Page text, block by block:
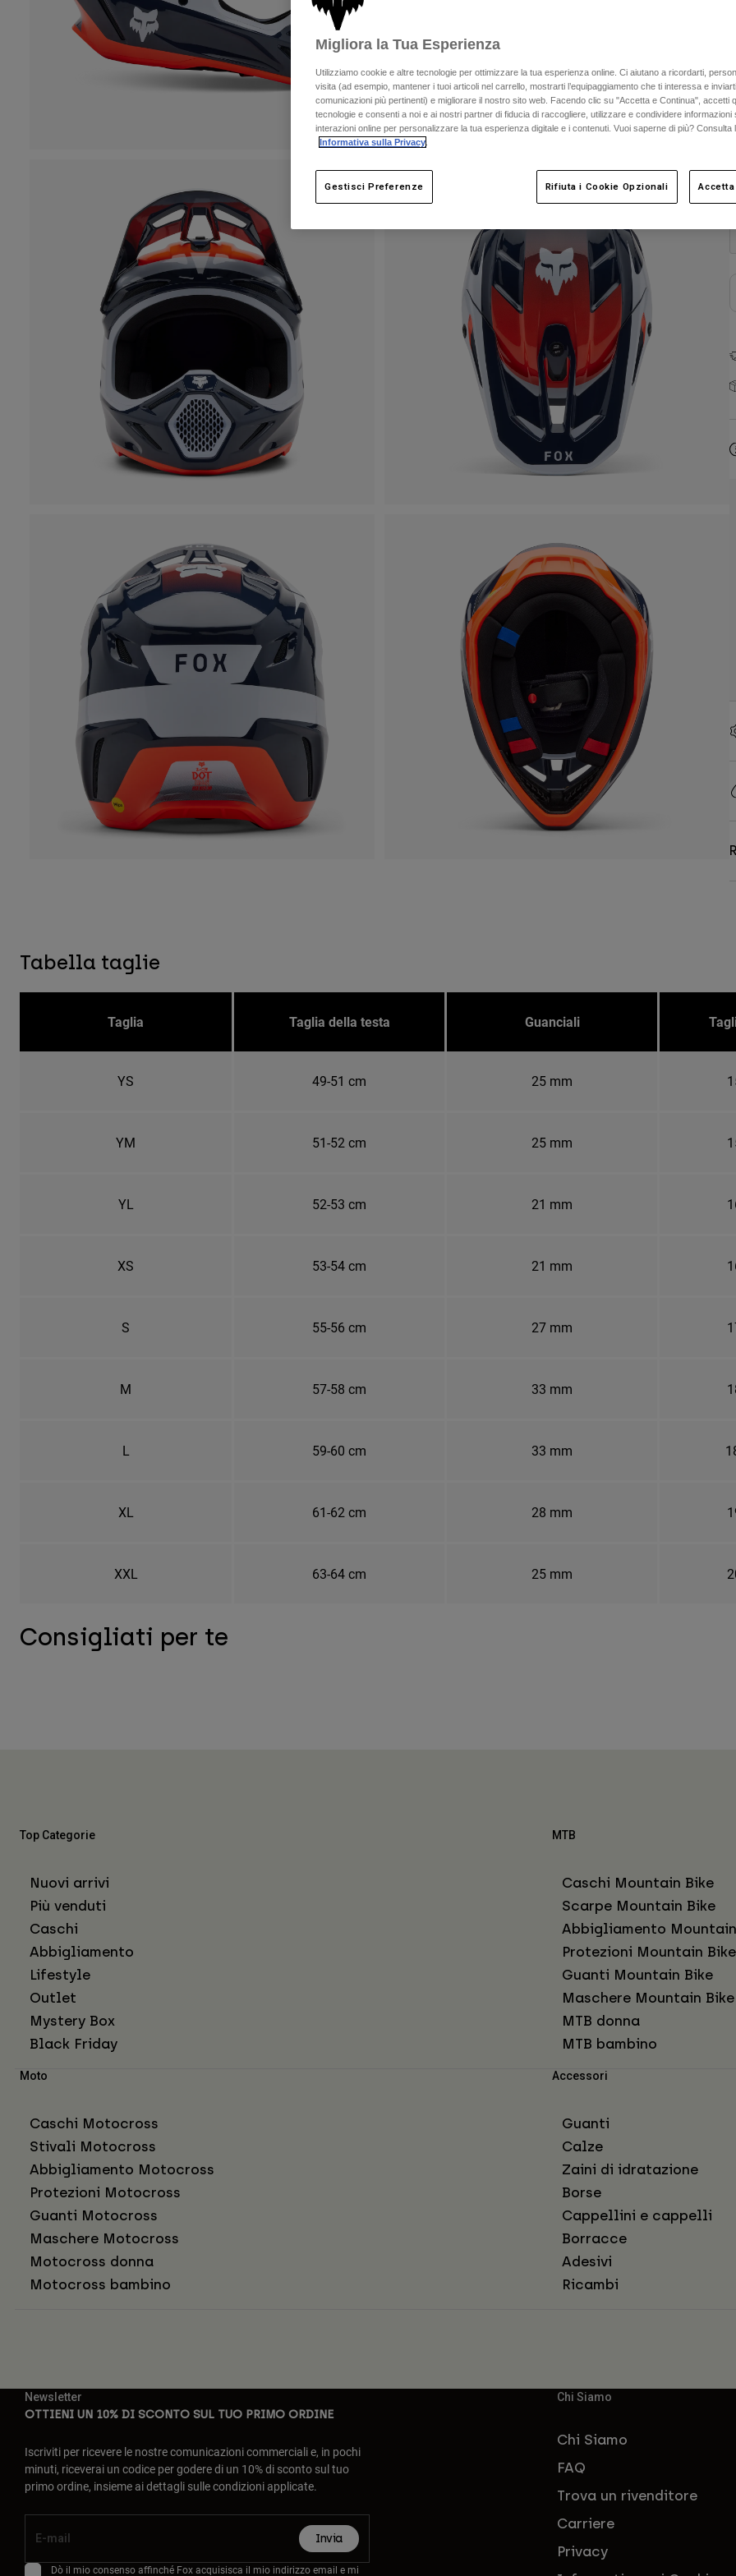
Tabella taglie
Taglia Taglia della testa Guanciali
YS 49-51 cm 25 mm
YM 51-52 cm 25 mm
YL 52-53 cm 21 mm
XS 53-54 cm 21 mm
S 55-56 cm 27 mm
M 57-58 cm 33 mm
L 59-60 cm 33 mm
XL 61-62 cm 28 mm
XXL 63-64 cm 25 mm
Consigliati per te
Top Categorie
Nuovi arrivi
Più venduti
Caschi
Abbigliamento
Lifestyle
Outlet
Mystery Box
Black Friday
MTB
Caschi Mountain Bike
Scarpe Mountain Bike
Abbigliamento
Protezioni Mountain Bike
Guanti Mountain Bike
Maschere Mountain Bike
MTB donna
MTB bambino
Moto
Caschi Motocross
Stivali Motocross
Abbigliamento Motocross
Protezioni Motocross
Guanti Motocross
Maschere Motocross
Motocross donna
Motocross bambino
Accessori
Guanti
Calze
Zaini di idratazione
Borse
Cappellini e cappelli
Borracce
Adesivi
Ricambi
Newsletter
OTTIENI UN 10% DI SCONTO SUL TUO PRIMO ORDINE
Iscriviti per ricevere le nostre comunicazioni commerciali e, in pochi
minuti, riceverai un codice per godere di un 10% di sconto sul tuo
primo ordine, insieme ai dettagli sulle condizioni applicate.
Invia
Dò il mio consenso affinché Fox acquisisca il mio indirizzo email e mi
Chi Siamo
Chi Siamo
FAQ
Trova un rivenditore
Carriere
Privacy
Migliora la Tua Esperienza
Utilizziamo cookie e altre tecnologie per ottimizzare la tua esperienza online. Ci aiutano a ricordarti,
visita (ad esempio, mantener i tuoi articoli nel carrello, mostrarti l’equipaggiamento che ti interessa e
comunicazioni più pertinenti) e migliorare il nostro sito web. Facendo clic su "Accetta e Continua", accetti
tecnologie e consenti a noi e ai nostri partner di fiducia di raccogliere, utilizzare e condividere informazioni
interazioni online per personalizzare la tua esperienza digitale e i contenuti. Vuoi saperne di più? Consulta
Informativa sulla Privacy
Gestisci Preferenze Rifiuta i Cookie Opzionali